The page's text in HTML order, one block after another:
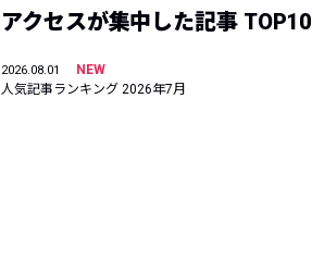
アクセスが集中した記事 TOP10
2026.08.01
NEW
人気記事ランキング 2026年7月